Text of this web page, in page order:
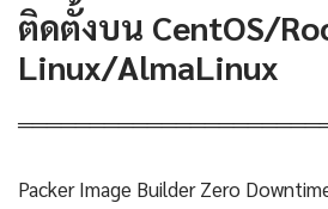
ติดตั้งบน CentOS/
Linux/AlmaLinux
Packer Image Builder Zero